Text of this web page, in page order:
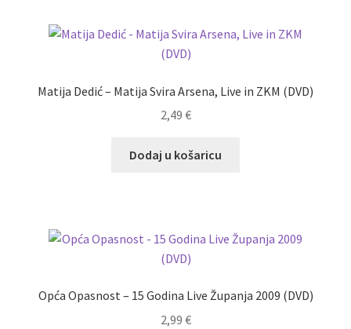
Matija Dedić – Matija Svira Arsena, Live in ZKM (DVD)
2,49 €
Dodaj u košaricu
Opća Opasnost – 15 Godina Live Županja 2009 (DVD)
2,99 €